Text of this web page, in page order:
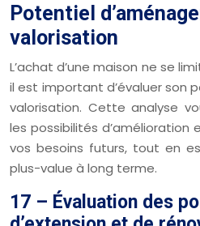
Potentiel
valorisation
L’achat d’une maison ne se
il est important d’évaluer son
valorisation. Cette analyse
les possibilités d’amélioration
vos besoins futurs, tout en
plus-value à long terme.
17 – Évaluation des